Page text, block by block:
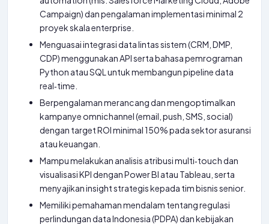
Campaign) dan pengalaman implementasi minimal 2
proyek skala enterprise.
Menguasai integrasi data lintas sistem (CRM, DMP,
CDP) menggunakan API serta bahasa pemrograman
Python atau SQL untuk membangun pipeline data
real‑time.
Berpengalaman merancang dan mengoptimalkan
kampanye omnichannel (email, push, SMS, social)
dengan target ROI minimal 150% pada sektor asuransi
atau keuangan.
Mampu melakukan analisis atribusi multi‑touch dan
visualisasi KPI dengan Power BI atau Tableau, serta
menyajikan insight strategis kepada tim bisnis senior.
Memiliki pemahaman mendalam tentang regulasi
perlindungan data Indonesia (PDPA) dan kebijakan